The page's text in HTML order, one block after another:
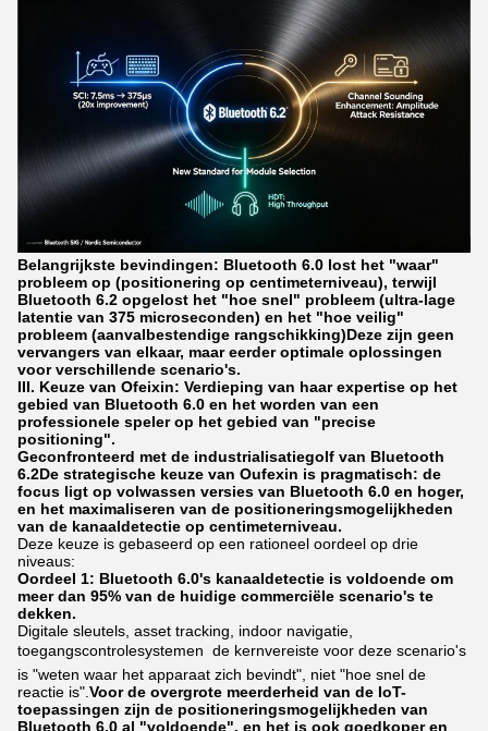
Belangrijkste bevindingen: Bluetooth 6.0 lost het "waar"
probleem op (positionering op centimeterniveau), terwijl
Bluetooth 6.2 opgelost het "hoe snel" probleem (ultra-lage
latentie van 375 microseconden) en het "hoe veilig"
probleem (aanvalbestendige rangschikking)Deze zijn geen
vervangers van elkaar, maar eerder optimale oplossingen
voor verschillende scenario's.
III. Keuze van Ofeixin: Verdieping van haar expertise op het
gebied van Bluetooth 6.0 en het worden van een
professionele speler op het gebied van "precise
positioning".
Geconfronteerd met de industrialisatiegolf van Bluetooth
6.2De strategische keuze van Oufexin is pragmatisch: de
focus ligt op volwassen versies van Bluetooth 6.0 en hoger,
en het maximaliseren van de positioneringsmogelijkheden
van de kanaaldetectie op centimeterniveau.
Deze keuze is gebaseerd op een rationeel oordeel op drie
niveaus:
Oordeel 1: Bluetooth 6.0's kanaaldetectie is voldoende om
meer dan 95% van de huidige commerciële scenario's te
dekken.
Digitale sleutels, asset tracking, indoor navigatie,
toegangscontrolesystemen  de kernvereiste voor deze scenario's
is "weten waar het apparaat zich bevindt", niet "hoe snel de
reactie is". Voor de overgrote meerderheid van de IoT-
toepassingen zijn de positioneringsmogelijkheden van
Bluetooth 6.0 al "voldoende", en het is ook goedkoper en